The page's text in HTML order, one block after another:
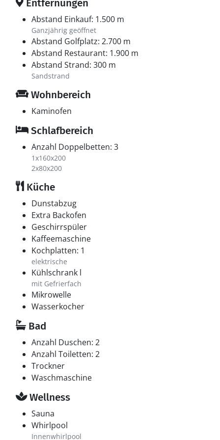
auch die Möglichkeit, den Rubjerg Knude Leuchtturm
zu besuchen, der einen fantastischen Blick auf die
Küste und das Meer bietet. Dieses Ferienhaus ist ideal
für einen aktiven oder entspannten Urlaub, und es gibt
für jeden etwas zu entdecken.
jederzeit Wagen, Hochstühle und Babybetten
ausleihen können. Sie können sie direkt in der Agentur
zurückgeben.
Entfernungen
Abstand Einkauf: 1.500 m
Ganzjährig geöffnet
Abstand Golfplatz: 2.700 m
Abstand Restaurant: 1.900 m
Abstand Strand: 300 m
Sandstrand
Wohnbereich
Kaminofen
Schlafbereich
Anzahl Doppelbetten: 3
1x160x200
2x80x200
Küche
Dunstabzug
Extra Backofen
Geschirrspüler
Kaffeemaschine
Kochplatten: 1
elektrische
Kühlschrank l
mit Gefrierfach
Mikrowelle
Wasserkocher
Bad
Anzahl Duschen: 2
Anzahl Toiletten: 2
Trockner
Waschmaschine
Wellness
Sauna
Whirlpool
Innenwhirlpool